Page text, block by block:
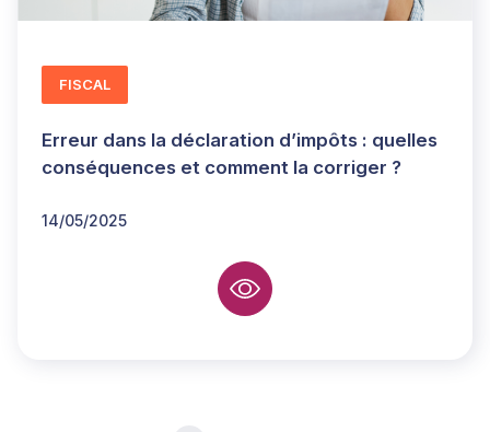
Erreur dans la déclaration d’impôts : quelles
conséquences et comment la corriger ?
14/05/2025
FISCAL